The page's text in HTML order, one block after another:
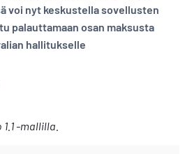
voi nyt keskustella sovellusten
palauttamaan osan maksusta
hallitukselle
-mallilla.